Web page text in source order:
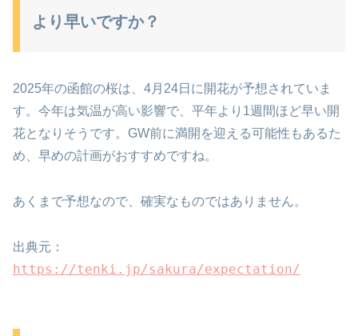
より早いですか？
2025年の函館の桜は、4月24日に開花が予想されていま
す。今年は気温が高い影響で、平年より1週間ほど早い開
花となりそうです。GW前に満開を迎える可能性もあるた
め、早めの計画がおすすめですね。
あくまで予想なので、確実なものではありません。
出典元：
https://tenki.jp/sakura/expectation/